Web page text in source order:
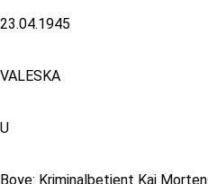
23.04.1945
VALESKA
U
Boye: Kriminalbetjent Kaj